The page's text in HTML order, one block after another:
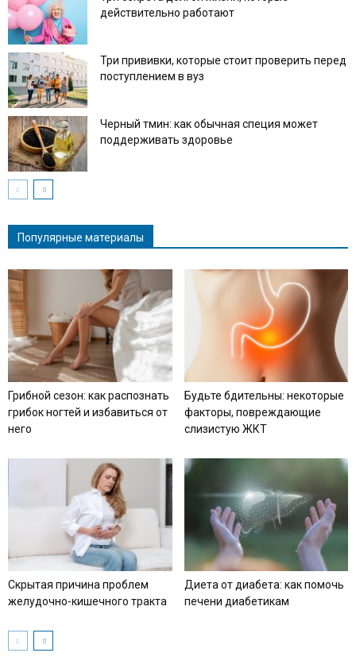
действительно работают
Три прививки, которые стоит проверить перед
поступлением в вуз
Черный тмин: как обычная специя может
поддерживать здоровье
Популярные материалы
Грибной сезон: как распознать
грибок ногтей и избавиться от
него
Будьте бдительны: некоторые
факторы, повреждающие
слизистую ЖКТ
Скрытая причина проблем
желудочно-кишечного тракта
Диета от диабета: как помочь
печени диабетикам